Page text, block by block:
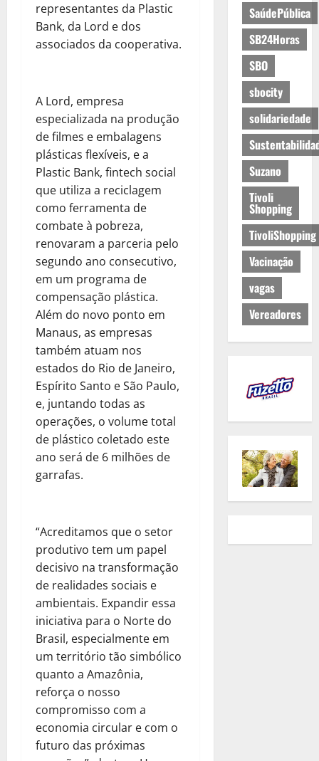
representantes da Plastic
Bank, da Lord e dos
associados da cooperativa.
A Lord, empresa
especializada na produção
de filmes e embalagens
plásticas flexíveis, e a
Plastic Bank, fintech social
que utiliza a reciclagem
como ferramenta de
combate à pobreza,
renovaram a parceria pelo
segundo ano consecutivo,
em um programa de
compensação plástica.
Além do novo ponto em
Manaus, as empresas
também atuam nos
estados do Rio de Janeiro,
Espírito Santo e São Paulo,
e, juntando todas as
operações, o volume total
de plástico coletado este
ano será de 6 milhões de
garrafas.
“Acreditamos que o setor
produtivo tem um papel
decisivo na transformação
de realidades sociais e
ambientais. Expandir essa
iniciativa para o Norte do
Brasil, especialmente em
um território tão simbólico
quanto a Amazônia,
reforça o nosso
compromisso com a
economia circular e com o
futuro das próximas
SaúdePública
SB24Horas
SBO
sbocity
solidariedade
Suzano
Tivoli
Shopping
TivoliShopping
Vacinação
vagas
Vereadores